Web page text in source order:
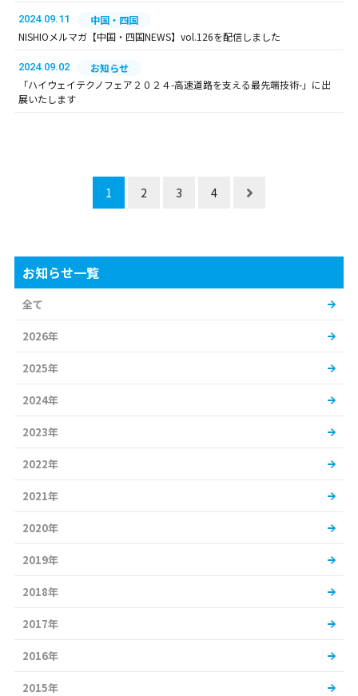
2024.09.11
中国・四国
NISHIOメルマガ【中国・四国NEWS】vol.126を配信しました
2024.09.02
お知らせ
「ハイウェイテクノフェア２０２４-高速道路を支える最先端技術-」に出
展いたします
1 2 3 4
お知らせ一覧
全て
2026年
2025年
2024年
2023年
2022年
2021年
2020年
2019年
2018年
2017年
2016年
2015年